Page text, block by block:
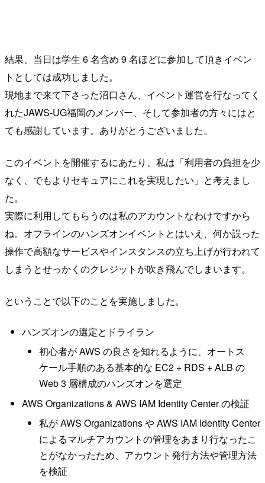
結果、当日は学生 6 名含め 9 名ほどに参加して頂きイベン
トとしては成功しました。
現地まで来て下さった沼口さん、イベント運営を行なってく
れたJAWS-UG福岡のメンバー、そして参加者の方々にはと
ても感謝しています。ありがとうございました。
このイベントを開催するにあたり、私は「利用者の負担を少
なく、でもよりセキュアにこれを実現したい」と考えまし
た。
実際に利用してもらうのは私のアカウントなわけですから
ね。オフラインのハンズオンイベントとはいえ、何か誤った
操作で高額なサービスやインスタンスの立ち上げが行われて
しまうとせっかくのクレジットが吹き飛んでしまいます。
ということで以下のことを実施しました。
ハンズオンの選定とドライラン
初心者が AWS の良さを知れるように、オートス
ケール手順のある基本的な EC2 + RDS + ALB の
Web 3 層構成のハンズオンを選定
AWS Organizations & AWS IAM Identity Center の検証
私が AWS Organizations や AWS IAM Identity Center
によるマルチアカウントの管理をあまり行なったこ
とがなかったため、アカウント発行方法や管理方法
を検証